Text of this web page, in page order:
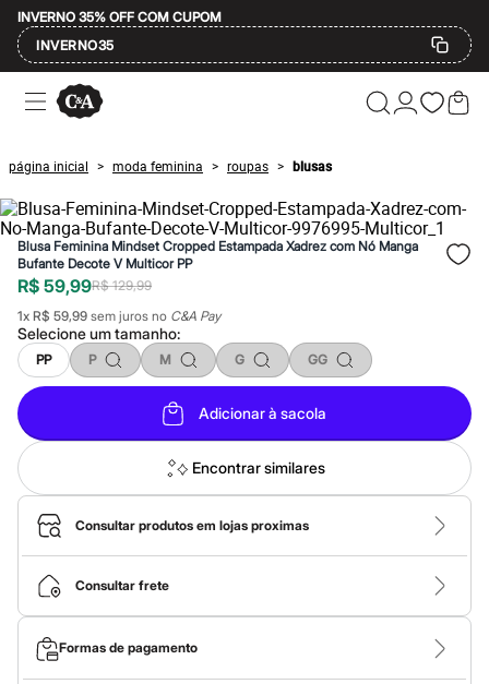
INVERNO 35% OFF COM CUPOM
INVERNO35
Ofertas
Compre por Departamento
Masculino
Infantil
Calçados
Mindse7
Plus Size
Até 20% off
Até 40% off
Até 60% off
A partir de 60% off
Feminino
Em alta
Inverno
Alfaiataria
Novidades
Roupas
Blusas e Camisetas
Básicos
Calças
Casacos e Jaquetas
Jeans
Macacões
Saias
Shorts e Bermudas
Vestidos
Acessórios
Bolsas
Bonés e Chapéus
página inicial > moda feminina > roupas > blusas
Blusa Feminina Mindset Cropped Estampada Xadrez com Nó Manga
Bufante Decote V Multicor PP
R$ 59,99R$ 129,99
1x R$ 59,99 sem juros no C&A Pay
Selecione umtamanho:
PP P M G GG
Adicionar à sacola
Encontrar similares
Consultar produtos em lojas proximas
Consultar frete
Formas de pagamento